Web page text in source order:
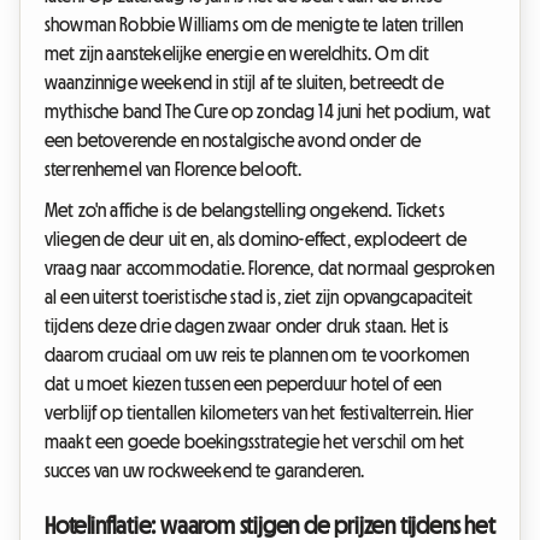
showman Robbie Williams om de menigte te laten trillen
met zijn aanstekelijke energie en wereldhits. Om dit
waanzinnige weekend in stijl af te sluiten, betreedt de
mythische band The Cure op zondag 14 juni het podium, wat
een betoverende en nostalgische avond onder de
sterrenhemel van Florence belooft.
Met zo'n affiche is de belangstelling ongekend. Tickets
vliegen de deur uit en, als domino-effect, explodeert de
vraag naar accommodatie. Florence, dat normaal gesproken
al een uiterst toeristische stad is, ziet zijn opvangcapaciteit
tijdens deze drie dagen zwaar onder druk staan. Het is
daarom cruciaal om uw reis te plannen om te voorkomen
dat u moet kiezen tussen een peperduur hotel of een
verblijf op tientallen kilometers van het festivalterrein. Hier
maakt een goede boekingsstrategie het verschil om het
succes van uw rockweekend te garanderen.
Hotelinflatie: waarom stijgen de prijzen tijdens het